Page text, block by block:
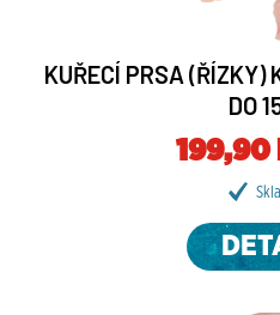
KUŘECÍ PRSA (ŘÍZKY)
DO
199,90